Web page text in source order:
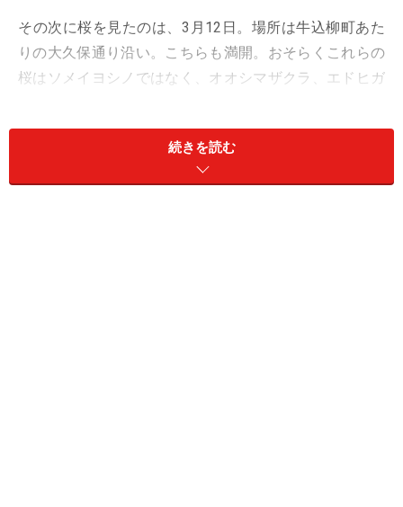
その次に桜を見たのは、3月12日。場所は牛込柳町あた
りの大久保通り沿い。こちらも満開。おそらくこれらの
桜はソメイヨシノではなく、オオシマザクラ、エドヒガ
ノに比べて、花の色が濃く、咲いている期間も一ヶ月と
続きを読む